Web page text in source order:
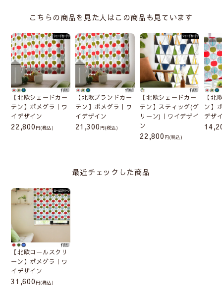
こちらの商品を見た人はこの商品も見ています
【北欧シェードカー
テン】ポメグラ｜ワ
イデザイン
22,800 (税込)
【北欧ブランドカー
テン】ポメグラ｜ワ
イデザイン
21,300 (税込)
【北欧シェードカー
テン】スティッグ(グ
リーン)｜ワイデザイ
ン
22,800 (税込)
【北
ン】
デザ
最近チェックした商品
【北欧ロールスクリ
ーン】ポメグラ｜ワ
イデザイン
31,600 (税込)